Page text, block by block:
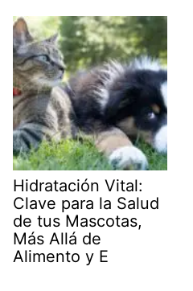
Hidratación Vital:
Clave para la Salud
de tus Mascotas,
Más Allá de
Alimento y E